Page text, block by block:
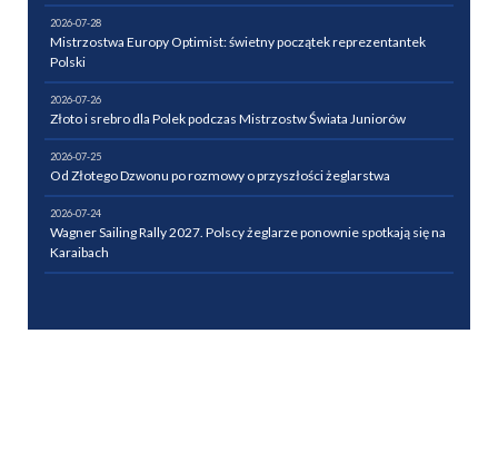
2026-07-28
Mistrzostwa Europy Optimist: świetny początek reprezentantek
Polski
2026-07-26
Złoto i srebro dla Polek podczas Mistrzostw Świata Juniorów
2026-07-25
Od Złotego Dzwonu po rozmowy o przyszłości żeglarstwa
2026-07-24
Wagner Sailing Rally 2027. Polscy żeglarze ponownie spotkają się na
Karaibach